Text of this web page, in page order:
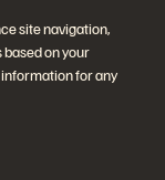
site navigation,
on your
for any
繫我們
連絡方式